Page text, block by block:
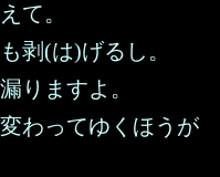
て。
剥(は)げるし。
りますよ。
わってゆくほうが